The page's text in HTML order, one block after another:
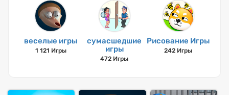
веселые игры
1 121 Игры
сумасшедшие
игры
472 Игры
Рисование Игры
242 Игры